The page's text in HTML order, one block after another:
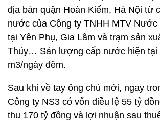
địa bàn quận Hoàn Kiếm, Hà Nội từ
nước của Công ty TNHH MTV Nước
tại Yên Phụ, Gia Lâm và trạm sản
Thủy… Sản lượng cấp nước hiện tại
m3/ngày đêm.
Sau khi về tay ông chủ mới, ngay
Công ty NS3 có vốn điều lệ 55 tỷ
thu 170 tỷ đồng và lợi nhuận sau